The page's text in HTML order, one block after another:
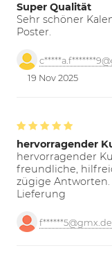
Super Qualität
Sehr schöner
Poster.
19 Nov 2025
hervorragender
hervorragender
freundliche,
zügige Antworten.
Lieferung
f******5@gmx.de